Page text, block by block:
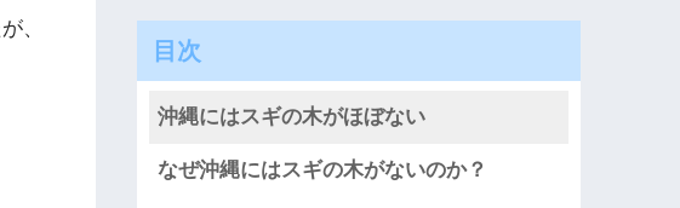
、
目次
沖縄にはスギの木がほぼない
なぜ沖縄にはスギの木がないのか？